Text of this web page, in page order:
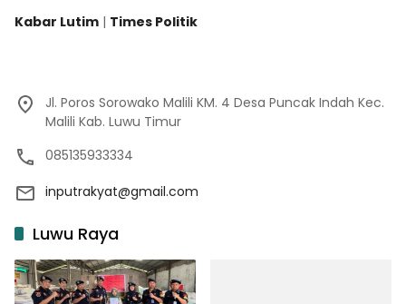
Kabar Lutim | Times Politik
Jl. Poros Sorowako Malili KM. 4 Desa Puncak Indah Kec.
Malili Kab. Luwu Timur
085135933334
inputrakyat@gmail.com
Luwu Raya